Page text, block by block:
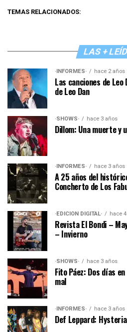
TEMAS RELACIONADOS:
LAS +
·INFORMES· hace 2 años
Las canciones de Leo
de Leo Dan
·SHOWS· hace 3 años
Dillom: Una muerte y
·INFORMES· hace 3 años
A 25 años del
Concherto de Los
·EDICIÓN DIGITAL· hace
Revista El Bondi –
– Invierno
·SHOWS· hace 3 años
Fito Páez: Dos días
mal
·INFORMES· hace 3 años
Def Leppard: